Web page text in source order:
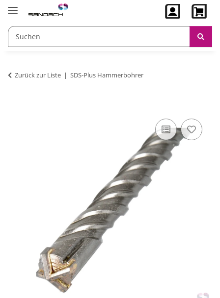
Zurück zur Liste SDS-Plus Hammerbohrer